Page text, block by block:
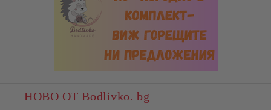
НОВО ОТ Bodlivko. bg